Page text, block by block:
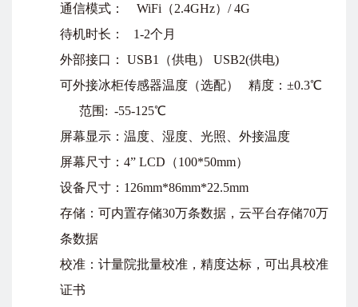
通信模式： WiFi（2.4GHz）/ 4G
待机时长： 1-2个月
外部接口： USB1（供电） USB2(供电)
可外接冰柜传感器温度（选配） 精度：±0.3℃
范围: -55-125℃
屏幕显示：温度、湿度、光照、外接温度
屏幕尺寸：4” LCD（100*50mm）
设备尺寸：126mm*86mm*22.5mm
存储：可内置存储30万条数据，云平台存储70万
条数据
校准：计量院批量校准，精度达标，可出具校准
证书